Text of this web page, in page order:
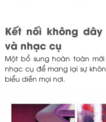
Kết nối không
và nhạc cụ
Một bổ sung hoàn toàn
nhạc cụ để mang lại sự
biểu diễn mọi nơi.